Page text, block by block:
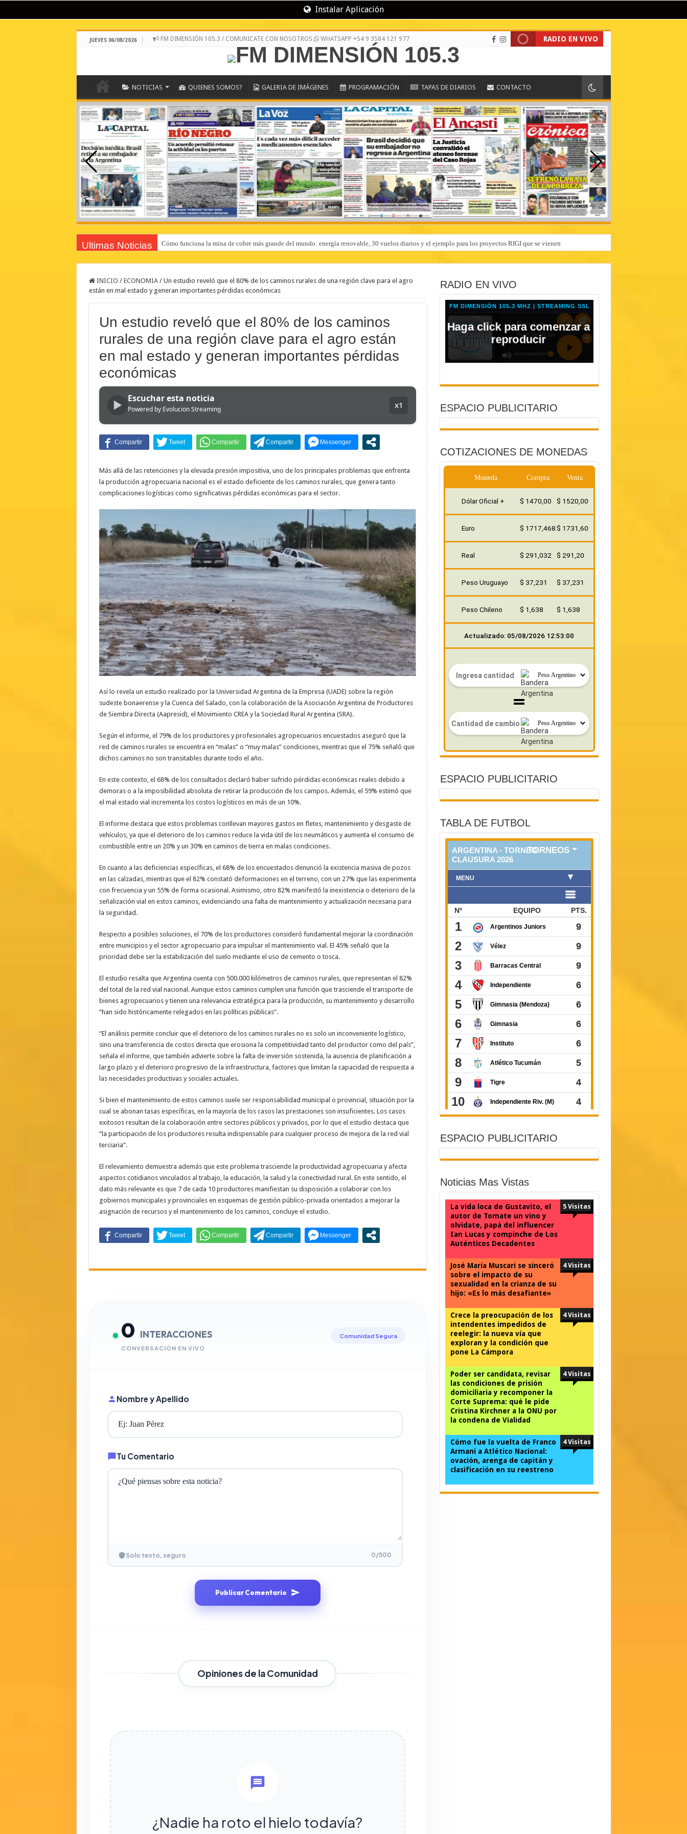
Instalar Aplicación
JUEVES 06/08/2026 FM DIMENSIÓN 105.3 / COMUNICATE CON NOSOTROS WHATSAPP +54 9 3584 121 977 RADIO EN VIVO
NOTICIAS QUIENES SOMOS? GALERIA DE IMÁGENES PROGRAMACIÓN TAPAS DE DIARIOS CONTACTO
Ultimas Noticias Cómo funciona la mina de cobre más grande del mundo: energía renovable, 30 vuelos diarios y el ejemplo para los proyectos RIGI que se vienen
INICIO / ECONOMIA / Un estudio reveló que el 80% de los caminos rurales de una región clave para el agro
están en mal estado y generan importantes pérdidas económicas
Un estudio reveló que el 80% de los caminos
rurales de una región clave para el agro están
en mal estado y generan importantes pérdidas
económicas
▶ Escuchar esta noticia
Powered by Evolucion Streaming x1
Más allá de las retenciones y la elevada presión impositiva, uno de los principales problemas que enfrenta
la producción agropecuaria nacional es el estado deficiente de los caminos rurales, que genera tanto
complicaciones logísticas como significativas pérdidas económicas para el sector.
Así lo revela un estudio realizado por la Universidad Argentina de la Empresa (UADE) sobre la región
sudeste bonaerense y la Cuenca del Salado, con la colaboración de la Asociación Argentina de Productores
de Siembra Directa (Aapresid), el Movimiento CREA y la Sociedad Rural Argentina (SRA).
Según el informe, el 79% de los productores y profesionales agropecuarios encuestados aseguró que la
red de caminos rurales se encuentra en “malas” o “muy malas” condiciones, mientras que el 75% señaló que
dichos caminos no son transitables durante todo el año.
En este contexto, el 68% de los consultados declaró haber sufrido pérdidas económicas reales debido a
demoras o a la imposibilidad absoluta de retirar la producción de los campos. Además, el 59% estimó que
el mal estado vial incrementa los costos logísticos en más de un 10%.
El informe destaca que estos problemas conllevan mayores gastos en fletes, mantenimiento y desgaste de
vehículos, ya que el deterioro de los caminos reduce la vida útil de los neumáticos y aumenta el consumo de
combustible entre un 20% y un 30% en caminos de tierra en malas condiciones.
En cuanto a las deficiencias específicas, el 68% de los encuestados denunció la existencia masiva de pozos
en las calzadas, mientras que el 82% constató deformaciones en el terreno, con un 27% que las experimenta
con frecuencia y un 55% de forma ocasional. Asimismo, otro 82% manifestó la inexistencia o deterioro de la
señalización vial en estos caminos, evidenciando una falta de mantenimiento y actualización necesaria para
la seguridad.
Respecto a posibles soluciones, el 70% de los productores consideró fundamental mejorar la coordinación
entre municipios y el sector agropecuario para impulsar el mantenimiento vial. El 45% señaló que la
prioridad debe ser la estabilización del suelo mediante el uso de cemento o tosca.
El estudio resalta que Argentina cuenta con 500.000 kilómetros de caminos rurales, que representan el 82%
del total de la red vial nacional. Aunque estos caminos cumplen una función que trasciende el transporte de
bienes agropecuarios y tienen una relevancia estratégica para la producción, su mantenimiento y desarrollo
“han sido históricamente relegados en las políticas públicas”.
“El análisis permite concluir que el deterioro de los caminos rurales no es solo un inconveniente logístico,
sino una transferencia de costos directa que erosiona la competitividad tanto del productor como del país”,
señala el informe, que también advierte sobre la falta de inversión sostenida, la ausencia de planificación a
largo plazo y el deterioro progresivo de la infraestructura, factores que limitan la capacidad de respuesta a
las necesidades productivas y sociales actuales.
Si bien el mantenimiento de estos caminos suele ser responsabilidad municipal o provincial, situación por la
cual se abonan tasas específicas, en la mayoría de los casos las prestaciones son insuficientes. Los casos
exitosos resultan de la colaboración entre sectores públicos y privados, por lo que el estudio destaca que
“la participación de los productores resulta indispensable para cualquier proceso de mejora de la red vial
terciaria”.
El relevamiento demuestra además que este problema trasciende la productividad agropecuaria y afecta
aspectos cotidianos vinculados al trabajo, la educación, la salud y la conectividad rural. En este sentido, el
dato más relevante es que 7 de cada 10 productores manifiestan su disposición a colaborar con los
gobiernos municipales y provinciales en esquemas de gestión público-privada orientados a mejorar la
asignación de recursos y el mantenimiento de los caminos, concluye el estudio.
0 INTERACCIONES
CONVERSACIÓN EN VIVO
Comunidad Segura
Nombre y Apellido
Tu Comentario
Solo texto, seguro 0/500
Publicar Comentario
Opiniones de la Comunidad
¿Nadie ha roto el hielo todavía?
RADIO EN VIVO
ESPACIO PUBLICITARIO
COTIZACIONES DE MONEDAS
Moneda Compra Venta
Dólar Oficial + $ 1470,00 $ 1520,00
Euro $ 1717,468$ 1731,60
Real $ 291,032 $ 291,20
Peso Uruguayo $ 37,231 $ 37,231
Peso Chileno $ 1,638 $ 1,638
Actualizado: 05/08/2026 12:53:00
ESPACIO PUBLICITARIO
TABLA DE FUTBOL
ESPACIO PUBLICITARIO
Noticias Mas Vistas
La vida loca de Gustavito, el
autor de Tomate un vino y
olvidate, papá del influencer
Ian Lucas y compinche de Los
Auténticos Decadentes
5 Visitas
José María Muscari se sinceró
sobre el impacto de su
sexualidad en la crianza de su
hijo: «Es lo más desafiante»
4 Visitas
Crece la preocupación de los
intendentes impedidos de
reelegir: la nueva vía que
exploran y la condición que
pone La Cámpora
4 Visitas
Poder ser candidata, revisar
las condiciones de prisión
domiciliaria y recomponer la
Corte Suprema: qué le pide
Cristina Kirchner a la ONU por
la condena de Vialidad
4 Visitas
Cómo fue la vuelta de Franco
Armani a Atlético Nacional:
ovación, arenga de capitán y
clasificación en su reestreno
4 Visitas